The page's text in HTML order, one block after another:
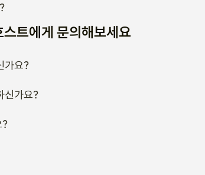
스트에게 문의해보세요
가요?
신가요?
?